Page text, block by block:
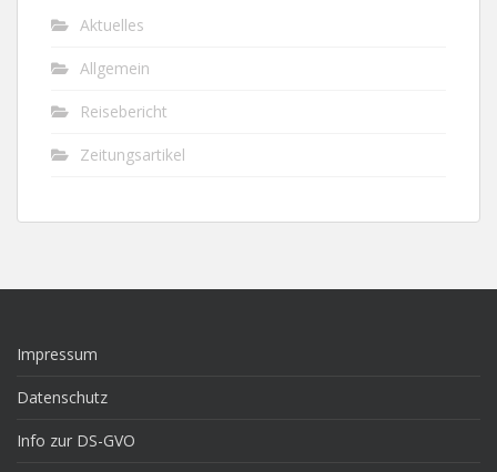
Aktuelles
Allgemein
Reisebericht
Zeitungsartikel
Impressum
Datenschutz
Info zur DS-GVO